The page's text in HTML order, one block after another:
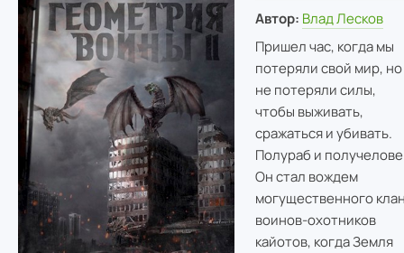
Автор: Влад Лесков
Пришел час, когда мы
потеряли свой мир, но
не потеряли силы,
чтобы выживать,
сражаться и убивать.
Полураб и
Он стал вождем
могущественного
воинов-охотников
кайотов, когда Земля